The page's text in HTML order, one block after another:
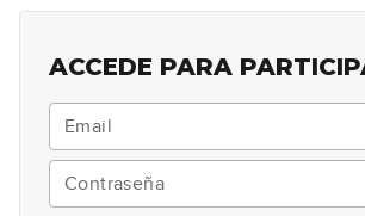
12
Knockin' On
ACCEDE PARA